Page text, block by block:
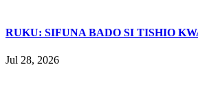
RUKU: SIFUNA BADO SI TISHIO
Jul 28, 2026